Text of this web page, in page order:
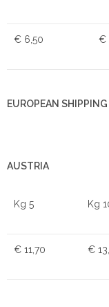
€ 6,50 €
EUROPEAN
AUSTRIA
Kg 5 Kg
€ 11,70 €